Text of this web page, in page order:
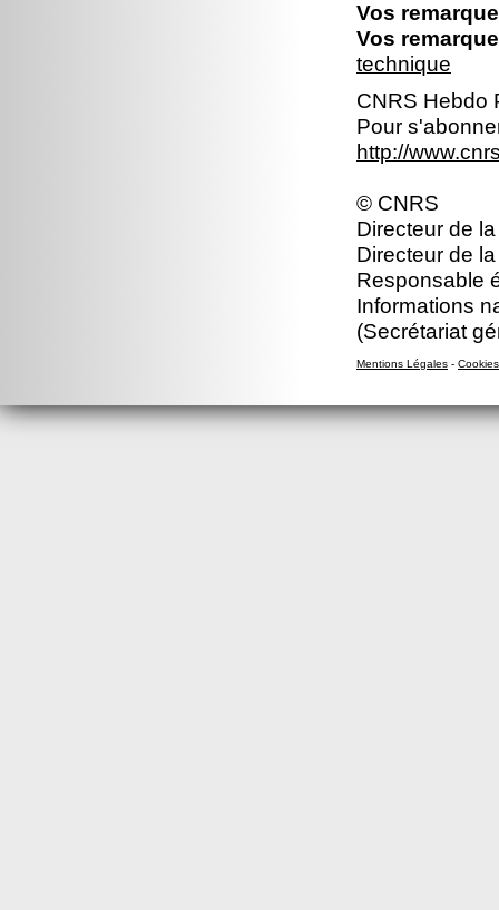
Vos
Vos
technique
CNRS Hebdo
Pour
http://
© CNRS
Directeur de
Directeur de
Responsable
Informations
(Secrétariat
Mentions Légales - Cookies